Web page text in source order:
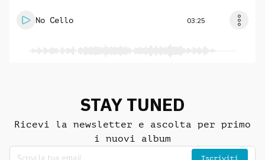
No Cello 03:25
STAY TUNED
Ricevi la newsletter e ascolta per primo
i nuovi album
Iscriviti